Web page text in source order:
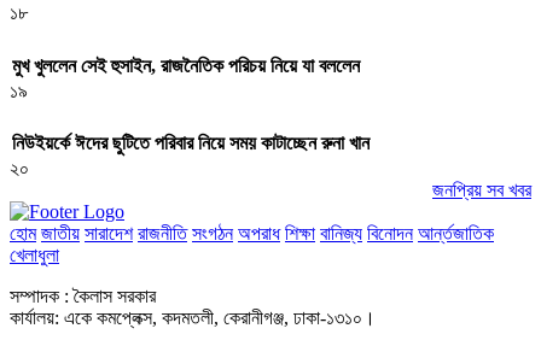
১৮
মুখ খুললেন সেই হুসাইন, রাজনৈতিক পরিচয় নিয়ে যা বললেন
১৯
নিউইয়র্কে ঈদের ছুটিতে পরিবার নিয়ে সময় কাটাচ্ছেন রুনা খান
২০
জনপ্রিয় সব খবর
হোম জাতীয় সারাদেশ রাজনীতি সংগঠন অপরাধ শিক্ষা বানিজ্য বিনোদন আর্ন্তজাতিক
খেলাধুলা
সম্পাদক : কৈলাস সরকার
কার্যালয়: একে কমপ্লেক্স, কদমতলী, কেরানীগঞ্জ, ঢাকা-১৩১০।